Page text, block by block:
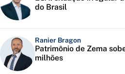
do Brasil
Ranier Bragon
Patrimônio de Zema
milhões